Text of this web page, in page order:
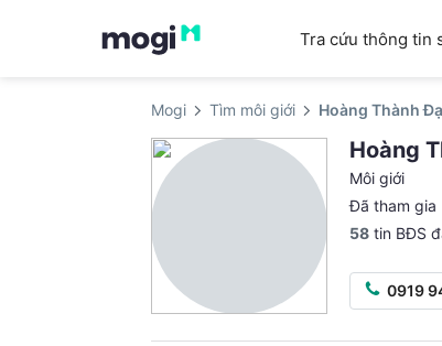
Tra cứu thông tin
Mogi Tìm môi giới Hoàng Thành
Hoàng
Môi giới
Đã tham gia
58 tin BĐS
0919